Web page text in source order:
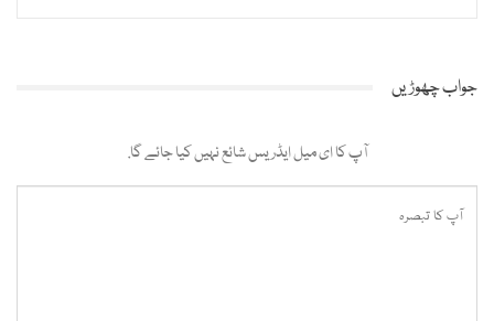
جواب چھوڑیں
آپ کا ای میل ایڈریس شائع نہیں کیا جائے گا.